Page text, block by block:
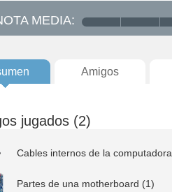
MEDIA:
Amigos
jugados (2)
Cables internos de la computadora
Partes de una motherboard (1)